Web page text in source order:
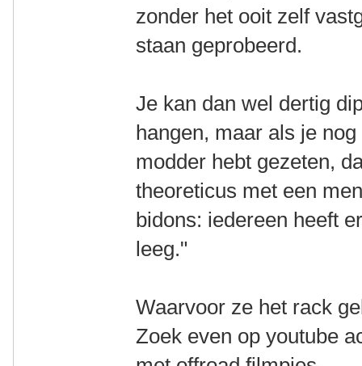
zonder het ooit zelf
staan geprobeerd.
Je kan dan wel dertig
hangen, maar als je
modder hebt gezeten,
theoreticus met een
bidons: iedereen heeft
leeg."
Waarvoor ze het rack
Zoek even op youtube